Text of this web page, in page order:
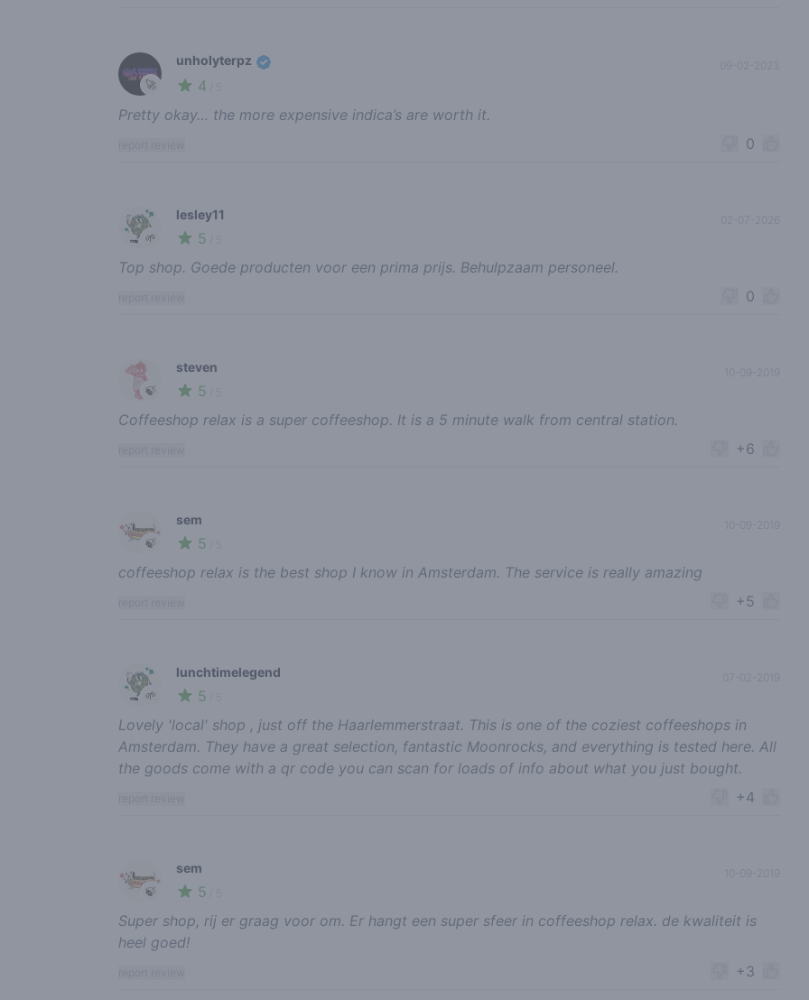
🚀
unholyterpz
4
09-02-2023
Pretty okay… the more expensive indica’s are worth it.
0
🌱
lesley11
5
Top shop. Goede producten voor een prima prijs. Behulpzaam personeel.
0
🍃
steven
5
Coffeeshop relax is a super coffeeshop. It is a 5 minute walk from central station.
+6
🍃
sem
5
coffeeshop relax is the best shop I know in Amsterdam. The service is really amazing
+5
🌱
lunchtimelegend
5
Lovely 'local' shop , just off the Haarlemmerstraat. This is one of the coziest coffeeshops in
Amsterdam. They have a great selection, fantastic Moonrocks, and everything is tested here. All
the goods come with a qr code you can scan for loads of info about what you just bought.
+4
🍃
sem
5
Super shop, rij er graag voor om. Er hangt een super sfeer in coffeeshop relax. de kwaliteit is
heel goed!
+3